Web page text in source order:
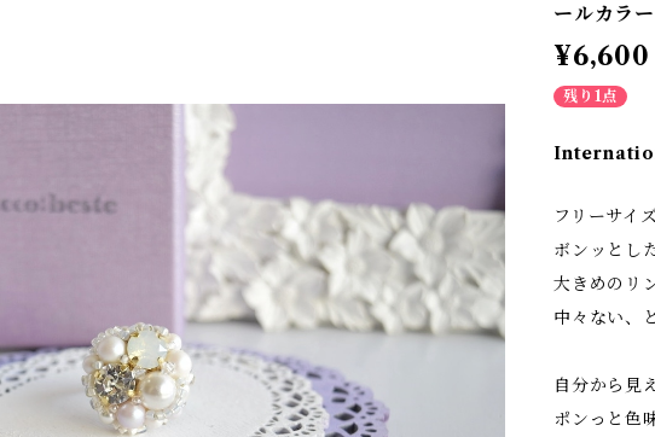
ールカラ
¥6,600
残り1点
フリーサイ
ボンッとし
大きめのリ
中々ない、
自分から見
ポンっと色